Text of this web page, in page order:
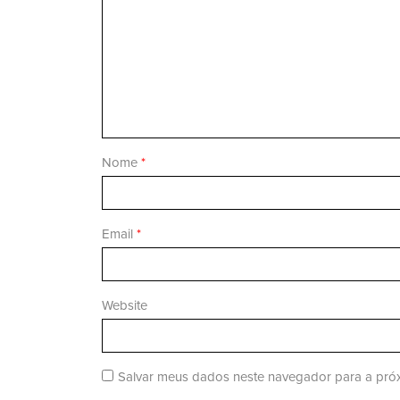
Nome *
Email *
Website
Salvar meus dados neste navegador para a